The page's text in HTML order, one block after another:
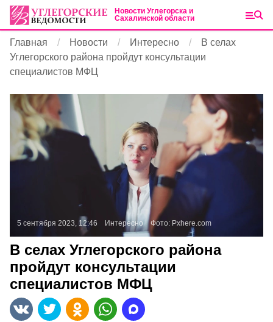
Новости Углегорска и
Сахалинской области
Главная Новости Интересно
В селах
Углегорского района пройдут консультации
специалистов МФЦ
5 сентября 2023, 12:46 Интересно Фото: Pxhere.com
В селах Углегорского района
пройдут консультации
специалистов МФЦ